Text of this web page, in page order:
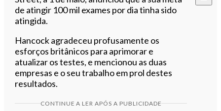
de atingir 100 mil exames por dia tinha sido
atingida.
Hancock agradeceu profusamente os
esforços britânicos para aprimorar e
atualizar os testes, e mencionou as duas
empresas e o seu trabalho em prol destes
resultados.
CONTINUE A LER APÓS A PUBLICIDADE